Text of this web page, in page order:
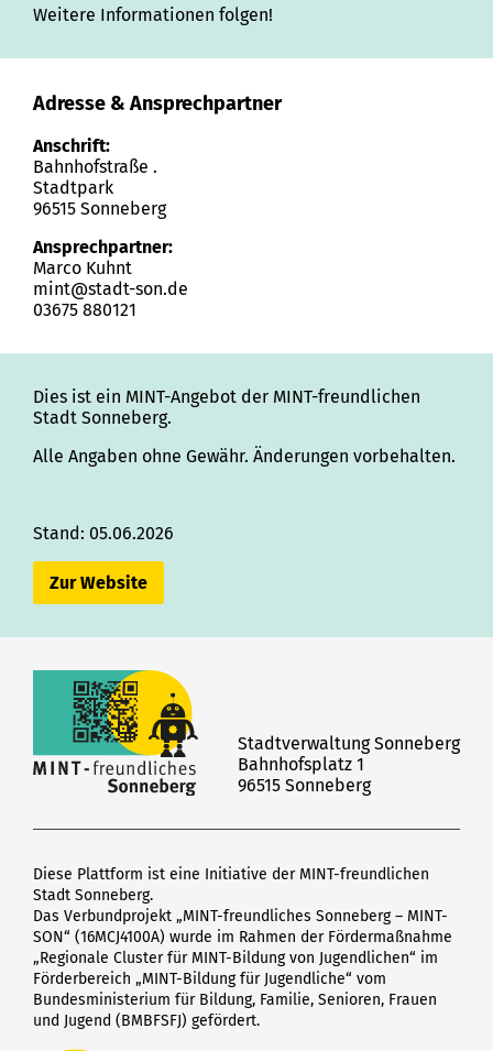
Weitere Informationen folgen!
Adresse & Ansprechpartner
Anschrift:
Bahnhofstraße .
Stadtpark
96515 Sonneberg
Ansprechpartner:
Marco Kuhnt
mint@stadt-son.de
03675 880121
Dies ist ein MINT-Angebot der MINT-freundlichen
Stadt Sonneberg.
Alle Angaben ohne Gewähr. Änderungen vorbehalten.
Stand: 05.06.2026
Zur Website
Stadtverwaltung Sonneberg
Bahnhofsplatz 1
96515 Sonneberg
Diese Plattform ist eine Initiative der MINT-freundlichen
Stadt Sonneberg.
Das Verbundprojekt „MINT-freundliches Sonneberg – MINT-
SON“ (16MCJ4100A) wurde im Rahmen der Fördermaßnahme
„Regionale Cluster für MINT-Bildung von Jugendlichen“ im
Förderbereich „MINT-Bildung für Jugendliche“ vom
Bundesministerium für Bildung, Familie, Senioren, Frauen
und Jugend (BMBFSFJ) gefördert.